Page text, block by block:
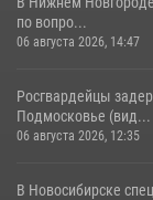
по вопро...
06 августа 2026, 14:47
Росгвардейцы
Подмосковье (вид...
06 августа 2026, 12:35
В Новосибирске